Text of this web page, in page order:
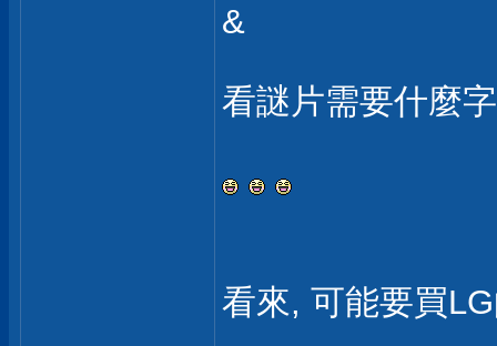
&
看謎片需要什麼
看來, 可能要買